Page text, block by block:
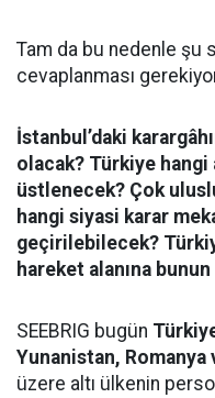
Tam da bu nedenle şu
cevaplanması
İstanbul’daki
olacak? Türkiye
üstlenecek? Çok
hangi siyasi karar
geçirilebilecek?
hareket alanına
SEEBRIG bugün
Yunanistan, Romanya
üzere altı ülkenin